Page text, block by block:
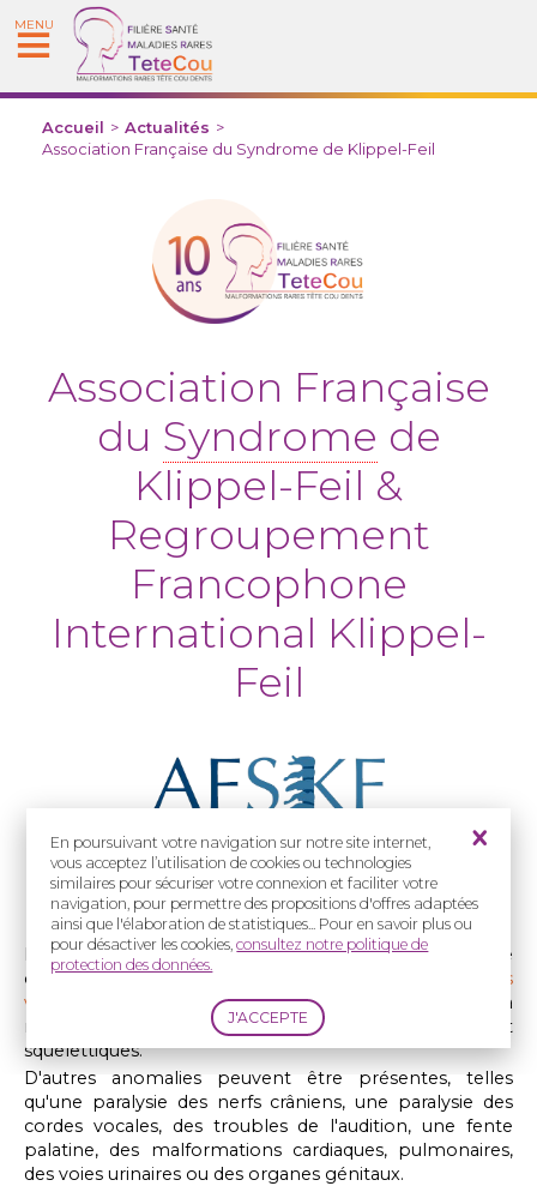
En poursuivant votre navigation sur notre site internet,
vous acceptez l’utilisation de cookies ou technologies
similaires pour sécuriser votre connexion et faciliter votre
navigation, pour permettre des propositions d'offres adaptées
ainsi que l'élaboration de statistiques... Pour en savoir plus ou
pour désactiver les cookies,consultez notre politique de
protection des données.
MENU
Accueil > Actualités >
Association Française du Syndrome de Klippel-Feil
Association Française
du Syndrome de
Klippel-Feil &
Regroupement
Francophone
International Klippel-
Feil
Lesyndromede Klippel-Feil
Lesyndromede Klippel-Feilest une maladie rare
caractérisée par lafusion congénitale d'une ou plusieurs
vertèbres cervicales
, à l'origine d'une diminution de la
mobilité du cou et de manifestations neurologiques et
squelettiques.
D'autres anomalies peuvent être présentes, telles
qu'une paralysie des nerfs crâniens, une paralysie des
cordes vocales, des troubles de l'audition, une fente
palatine, des malformations cardiaques, pulmonaires,
des voies urinaires ou des organes génitaux.